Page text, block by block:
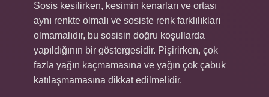
Sosis kesilirken, kesimin kenarları ve ortası
aynı renkte olmalı ve sosiste renk farklılıkları
olmamalıdır, bu sosisin doğru koşullarda
yapıldığının bir göstergesidir. Pişirirken, çok
fazla yağın kaçmamasına ve yağın çok çabuk
katılaşmamasına dikkat edilmelidir.